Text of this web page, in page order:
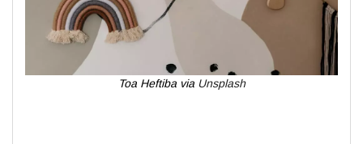
Toa Heftiba via Unsplash